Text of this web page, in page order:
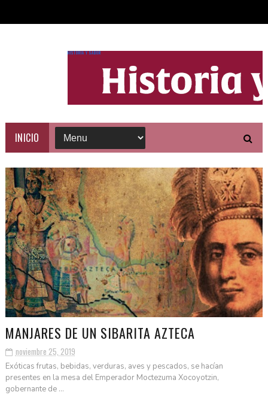
HISTORIA Y SABOR
INICIO
MANJARES DE UN SIBARITA AZTECA
noviembre 25, 2019
Exóticas frutas, bebidas, verduras, aves y pescados, se hacían
presentes en la mesa del Emperador Moctezuma Xocoyotzin,
gobernante de ...